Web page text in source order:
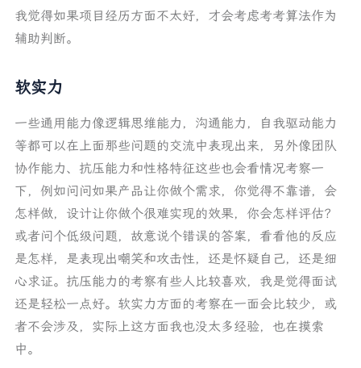
我觉得如果项目经历方面不太好，才会考虑考考算法作为
辅助判断。
软实力
一些通用能力像逻辑思维能力，沟通能力，自我驱动能力
等都可以在上面那些问题的交流中表现出来，另外像团队
协作能力、抗压能力和性格特征这些也会看情况考察一
下，例如问问如果产品让你做个需求，你觉得不靠谱，会
怎样做，设计让你做个很难实现的效果，你会怎样评估？
或者问个低级问题，故意说个错误的答案，看看他的反应
是怎样，是表现出嘲笑和攻击性，还是怀疑自己，还是细
心求证。抗压能力的考察有些人比较喜欢，我是觉得面试
还是轻松一点好。软实力方面的考察在一面会比较少，或
者不会涉及，实际上这方面我也没太多经验，也在摸索
中。